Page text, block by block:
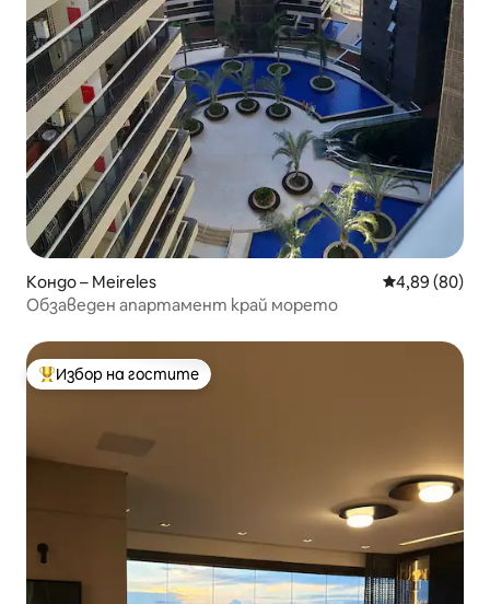
Кондо – Meireles Средна
4,89 (80)
Обзаведен апартамент край морето
Най-популярен избор на гостите
Избор на гостите